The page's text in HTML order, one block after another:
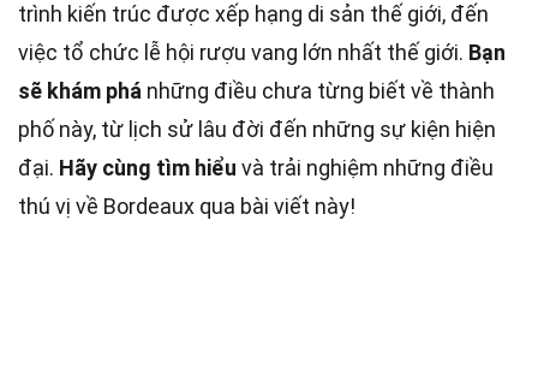
trình kiến trúc được xếp hạng di sản thế giới, đến
việc tổ chức lễ hội rượu vang lớn nhất thế giới. Bạn
sẽ khám phá những điều chưa từng biết về thành
phố này, từ lịch sử lâu đời đến những sự kiện hiện
đại. Hãy cùng tìm hiểu và trải nghiệm những điều
thú vị về Bordeaux qua bài viết này!